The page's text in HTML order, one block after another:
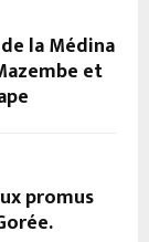
la Médina
et
promus